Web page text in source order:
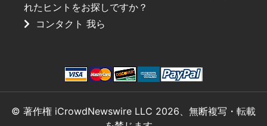
れたヒントをお探しですか？
コンタクト 我ら
© 著作権 iCrowdNewswire LLC 2026、無断複写・転載